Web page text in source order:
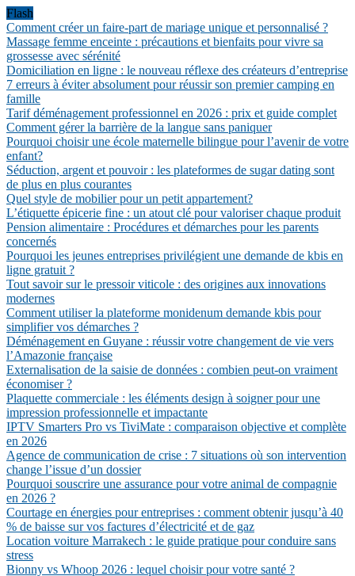
Flash
Comment créer un faire-part de mariage unique et personnalisé ?
Massage femme enceinte : précautions et bienfaits pour vivre sa
grossesse avec sérénité
Domiciliation en ligne : le nouveau réflexe des créateurs d’entreprise
7 erreurs à éviter absolument pour réussir son premier camping en
famille
Tarif déménagement professionnel en 2026 : prix et guide complet
Comment gérer la barrière de la langue sans paniquer
Pourquoi choisir une école maternelle bilingue pour l’avenir de votre
enfant?
Séduction, argent et pouvoir : les plateformes de sugar dating sont
de plus en plus courantes
Quel style de mobilier pour un petit appartement?
L’étiquette épicerie fine : un atout clé pour valoriser chaque produit
Pension alimentaire : Procédures et démarches pour les parents
concernés
Pourquoi les jeunes entreprises privilégient une demande de kbis en
ligne gratuit ?
Tout savoir sur le pressoir viticole : des origines aux innovations
modernes
Comment utiliser la plateforme monidenum demande kbis pour
simplifier vos démarches ?
Déménagement en Guyane : réussir votre changement de vie vers
l’Amazonie française
Externalisation de la saisie de données : combien peut-on vraiment
économiser ?
Plaquette commerciale : les éléments design à soigner pour une
impression professionnelle et impactante
IPTV Smarters Pro vs TiviMate : comparaison objective et complète
en 2026
Agence de communication de crise : 7 situations où son intervention
change l’issue d’un dossier
Pourquoi souscrire une assurance pour votre animal de compagnie
en 2026 ?
Courtage en énergies pour entreprises : comment obtenir jusqu’à 40
% de baisse sur vos factures d’électricité et de gaz
Location voiture Marrakech : le guide pratique pour conduire sans
stress
Bionny vs Whoop 2026 : lequel choisir pour votre santé ?